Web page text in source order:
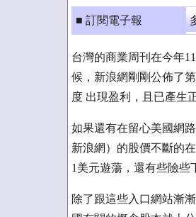
■ 訂閱電子報
台灣的商業周刊在今年
候，新浪網剛剛公佈了
度 出現盈利，且已產生
如果還有在留心美國網
新浪網）的股價不斷的
1美元遊蕩，還有些險些
除了跟這些入口網站漸